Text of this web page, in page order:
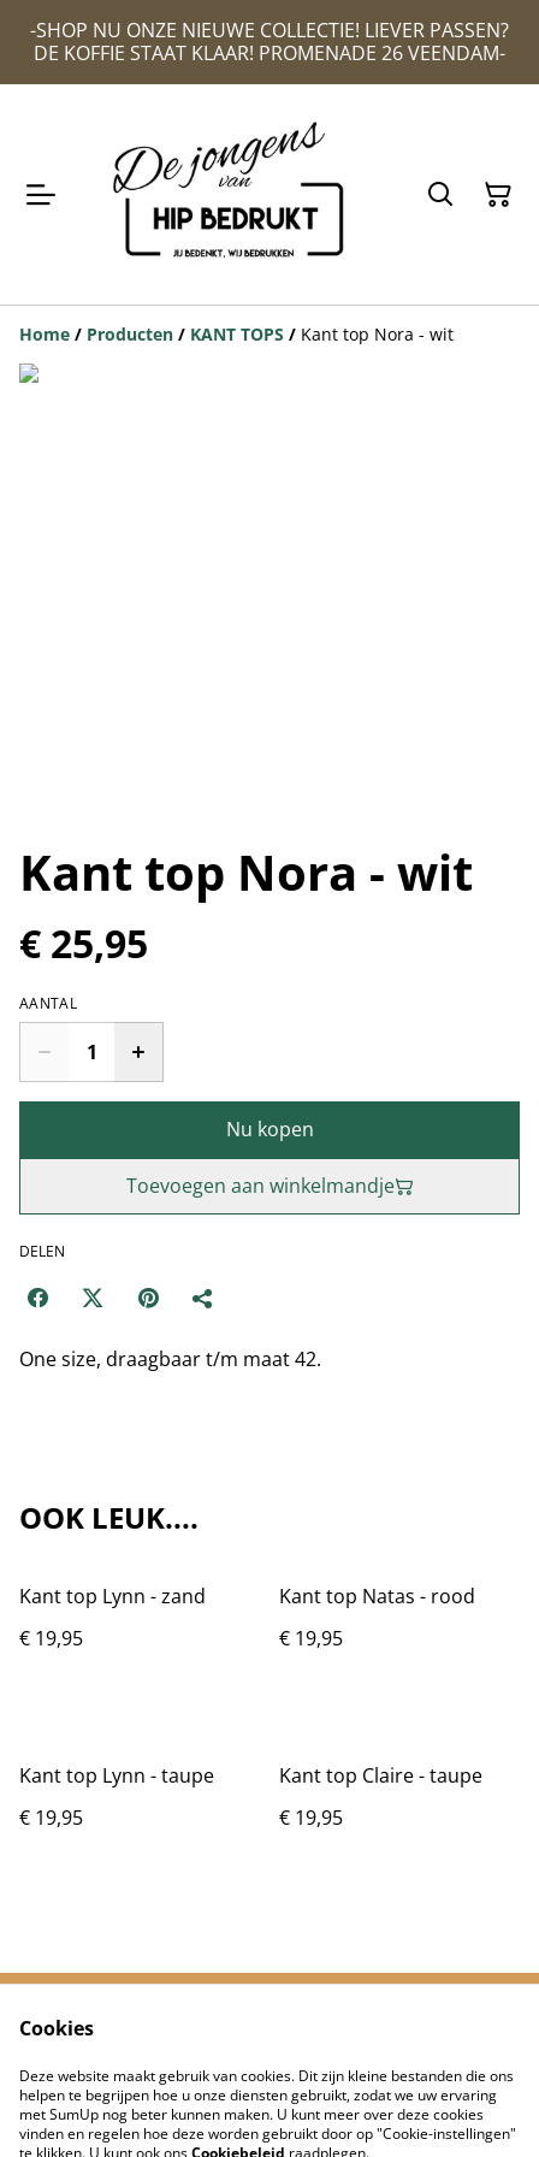
-SHOP NU ONZE NIEUWE COLLECTIE! LIEVER PASSEN?
DE KOFFIE STAAT KLAAR! PROMENADE 26 VEENDAM-
Home / Producten / KANT TOPS / Kant top Nora - wit
Kant top Nora - wit
€ 25,95
AANTAL
Nu kopen
Toevoegen aan winkelmandje
DELEN
One size, draagbaar t/m maat 42.
OOK LEUK....
Kant top Lynn - zand
€ 19,95
Kant top Natas - rood
€ 19,95
Kant top Lynn - taupe
€ 19,95
Kant top Claire - taupe
€ 19,95
Neem contact met
ons op
Privacybeleid
Cookiebeleid
Cookies
Deze website maakt gebruik van cookies. Dit zijn kleine bestanden die ons
helpen te begrijpen hoe u onze diensten gebruikt, zodat we uw ervaring
met SumUp nog beter kunnen maken. U kunt meer over deze cookies
vinden en regelen hoe deze worden gebruikt door op "Cookie-instellingen"
te klikken. U kunt ook onsCookiebeleid raadplegen.